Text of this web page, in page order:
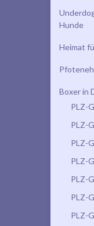
Hunde
Heimat
Boxer in
PLZ-
PLZ-
PLZ-
PLZ-
PLZ-
PLZ-
PLZ-